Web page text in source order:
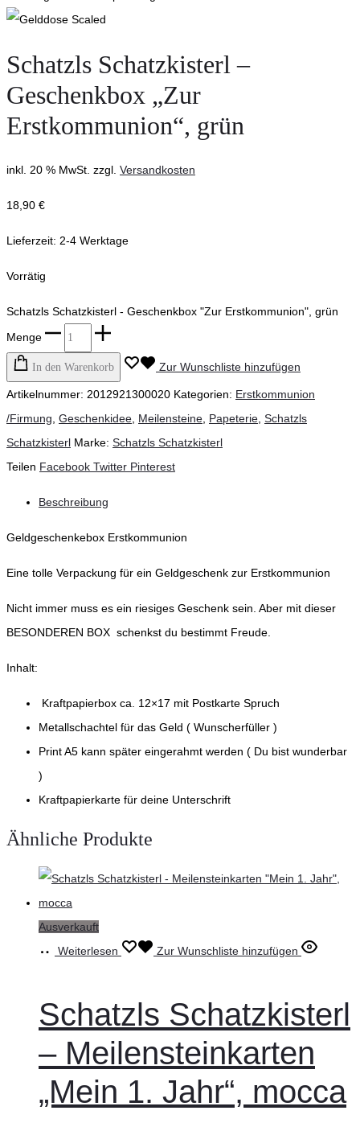
Schatzls Schatzkisterl –
Geschenkbox „Zur
Erstkommunion“, grün
inkl. 20 % MwSt. zzgl. Versandkosten
18,90 €
Lieferzeit: 2-4 Werktage
Vorrätig
Schatzls Schatzkisterl - Geschenkbox "Zur Erstkommunion", grün
Menge
In den Warenkorb Zur Wunschliste hinzufügen
Artikelnummer: 2012921300020 Kategorien: Erstkommunion
/Firmung, Geschenkidee, Meilensteine, Papeterie, Schatzls
Schatzkisterl Marke: Schatzls Schatzkisterl
Teilen Facebook Twitter Pinterest
Beschreibung
Geldgeschenkebox Erstkommunion
Eine tolle Verpackung für ein Geldgeschenk zur Erstkommunion
Nicht immer muss es ein riesiges Geschenk sein. Aber mit dieser
BESONDEREN BOX schenkst du bestimmt Freude.
Inhalt:
Kraftpapierbox ca. 12×17 mit Postkarte Spruch
Metallschachtel für das Geld ( Wunscherfüller )
Print A5 kann später eingerahmt werden ( Du bist wunderbar
)
Kraftpapierkarte für deine Unterschrift
Ähnliche Produkte
Ausverkauft
Weiterlesen
Zur Wunschliste hinzufügen
Schatzls Schatzkisterl
– Meilensteinkarten
„Mein 1. Jahr“, mocca